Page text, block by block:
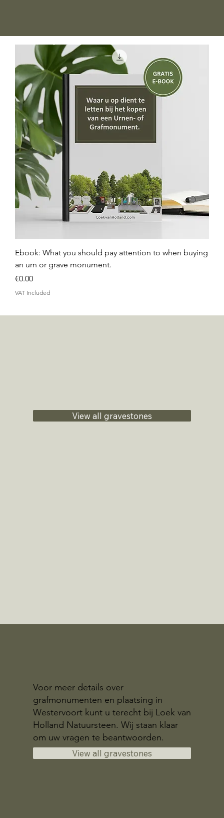
Ebook: What you should pay attention to when buying
an urn or grave monument.
Price
€0.00
VAT Included
View all gravestones
Voor meer details over
grafmonumenten en plaatsing in
Westervoort kunt u terecht bij Loek van
Holland Natuursteen. Wij staan klaar
om uw vragen te beantwoorden.
View all gravestones